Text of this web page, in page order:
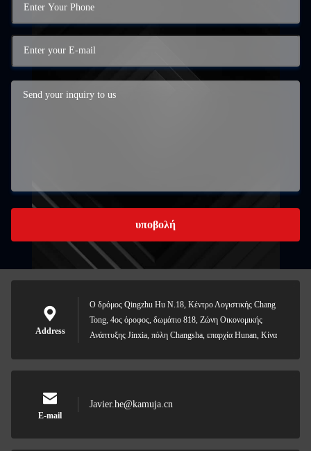
υποβολή
Address
Ο δρόμος Qingzhu Hu N.18, Κέντρο Λογιστικής Chang
Tong, 4ος όροφος, δωμάτιο 818, Ζώνη Οικονομικής
Ανάπτυξης Jinxia, πόλη Changsha, επαρχία Hunan, Κίνα
E-mail
Javier.he@kamuja.cn